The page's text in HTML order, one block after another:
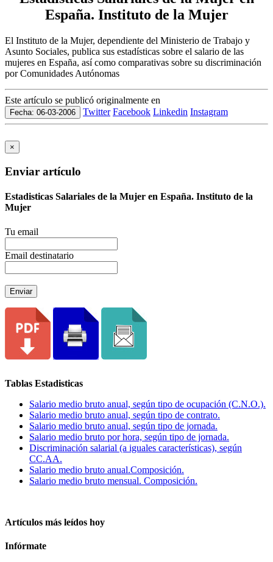
España. Instituto de la Mujer
El Instituto de la Mujer, dependiente del Ministerio de Trabajo y
Asunto Sociales, publica sus estadísticas sobre el salario de las
mujeres en España, así como comparativas sobre su discriminación
por Comunidades Autónomas
Este artículo se publicó originalmente en
Fecha: 06-03-2006 Twitter Facebook Linkedin Instagram
×
Enviar artículo
Estadisticas Salariales de la Mujer en España. Instituto de la
Mujer
Tu email
Email destinatario
Enviar
Tablas Estadisticas
Salario medio bruto anual, según tipo de ocupación (C.N.O.).
Salario medio bruto anual, según tipo de contrato.
Salario medio bruto anual, según tipo de jornada.
Salario medio bruto por hora, según tipo de jornada.
Discriminación salarial (a iguales características), según
CC.AA.
Salario medio bruto anual.Composición.
Salario medio bruto mensual. Composición.
Artículos más leídos hoy
Infórmate